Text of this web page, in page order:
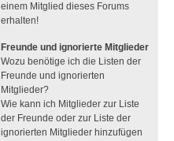
einem Mitglied dieses Forums
erhalten!
Freunde und ignorierte Mitglieder
Wozu benötige ich die Listen der
Freunde und ignorierten
Mitglieder?
Wie kann ich Mitglieder zur Liste
der Freunde oder zur Liste der
ignorierten Mitglieder hinzufügen